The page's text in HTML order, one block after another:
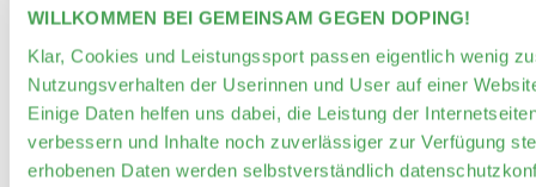
WILLKOMMEN BEI GEMEINSAM GEGEN DOPING!
Klar, Cookies und Leistungssport passen eigentlich wenig
Nutzungsverhalten der Userinnen und User auf einer
Einige Daten helfen uns dabei, die Leistung der
verbessern und Inhalte noch zuverlässiger zur Verfügung
erhobenen Daten werden selbstverständlich
Barrierefreiheit